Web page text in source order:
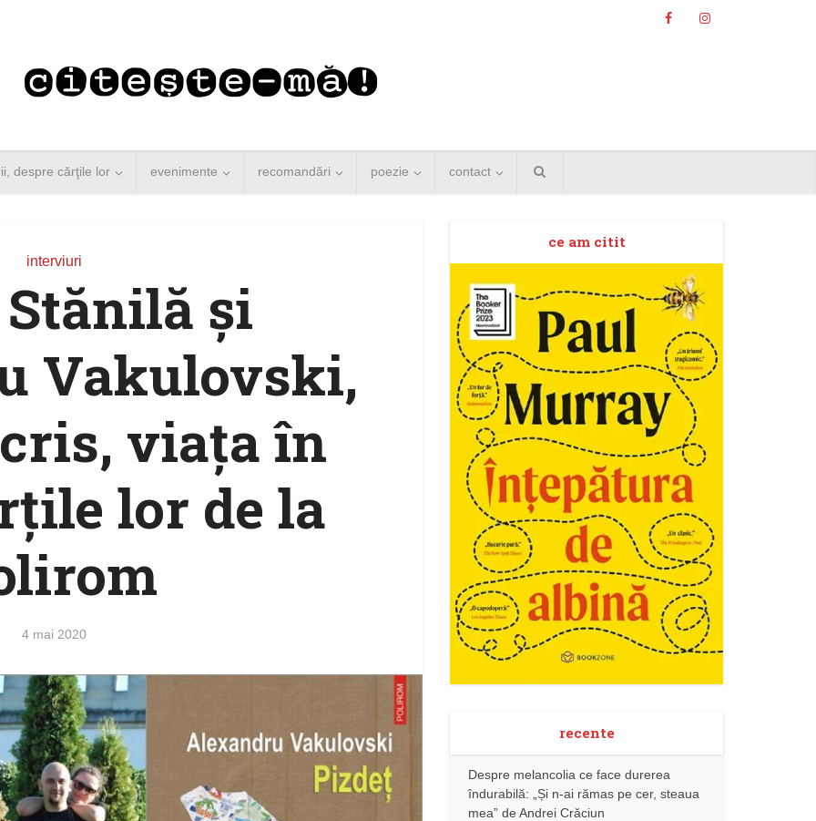
despre cărţile lor evenimente recomandări poezie contact
interviuri
şi
Vakulovski,
viaţa în
lor de la
4 mai 2020
ce am citit
recente
Despre melancolia ce face durerea
îndurabilă: „Și n-ai rămas pe cer, steaua
mea” de Andrei Crăciun